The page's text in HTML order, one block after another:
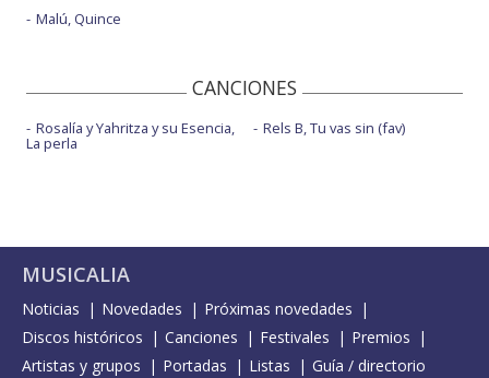
Malú, Quince
CANCIONES
Rosalía y Yahritza y su Esencia,
La perla
Rels B, Tu vas sin (fav)
MUSICALIA
Noticias Novedades
Próximas novedades
Discos históricos
Canciones Festivales
Premios
Artistas y grupos
Portadas Listas Guía / directorio